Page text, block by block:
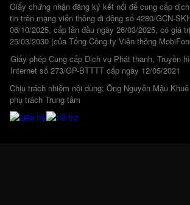
Giấy chứng nhận đăng ký kết nối để cung cấp
tin trên mạng viễn thông di động số 4280/GCN-
06/10/2025, cấp lần đầu ngày 26/03/2025, có giá
25/03/2030 (của Tổng Công ty Viễn thông
Giấy phép Cung cấp Dịch vụ Phát thanh, Truyền
Internet số 273/GP-BTTTT cấp ngày 12/05/2021
Chịu trách nhiệm nội dung: Ông Nguyễn Mậu
phụ trách Trung tâm